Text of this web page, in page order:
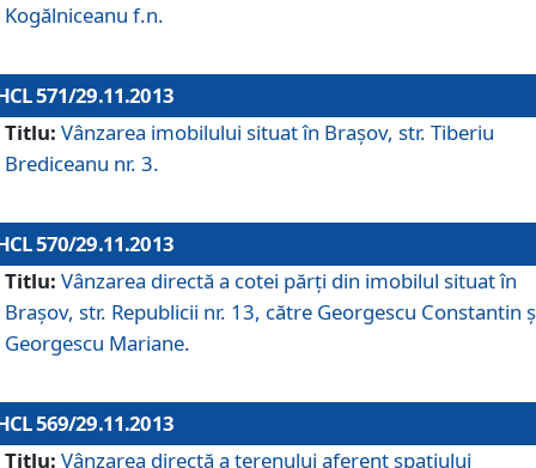
Kogălniceanu f.n.
571/29.11.2013
Titlu: Vânzarea imobilului situat în Braşov, str. Tiberiu
Brediceanu nr. 3.
570/29.11.2013
Titlu: Vânzarea directă a cotei părţi din imobilul situat în
Braşov, str. Republicii nr. 13, către Georgescu Constantin
Georgescu Mariane.
569/29.11.2013
Titlu: Vânzarea directă a terenului aferent spaţiului